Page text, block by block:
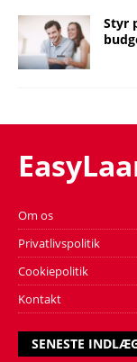
Styr
Om os
Privatlivspolitik
Cookiepolitik
Kontakt
SENESTE